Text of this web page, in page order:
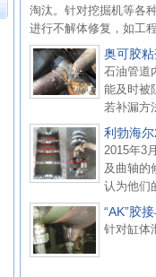
淘汰。针对挖掘机等各
进行不解体修复，如工
奥可胶
石油管道
能及时被
若补漏方
利勃海
2015年3
及曲轴的
认为他们
“AK”胶
针对缸体